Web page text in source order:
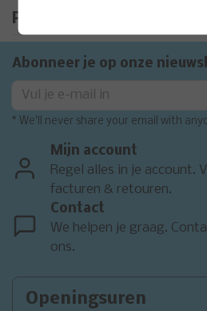
Product informatie
Abonneer je op onze
* We'll never share your email with
Mijn account
Regel alles in je account.
facturen & retouren.
Contact
We helpen je graag.
ons.
Openingsuren